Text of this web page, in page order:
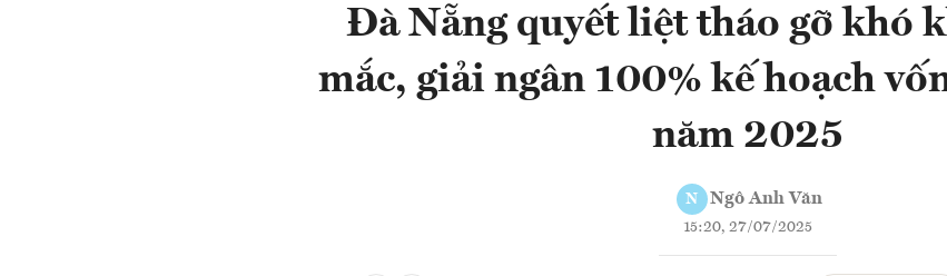
Đà Nẵng quyết liệt tháo gỡ khó
mắc, giải ngân 100% kế hoạch
năm 2025
N Ngô Anh Văn
15:20, 27/07/2025